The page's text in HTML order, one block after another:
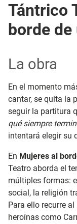
Tántrico
borde de
La obra
En el momento
cantar, se quita la
seguir la partitura
qué siempre
intentará elegir su
En Mujeres al
Teatro aborda el
múltiples formas:
social, la religión
Para ello recurre
heroínas como